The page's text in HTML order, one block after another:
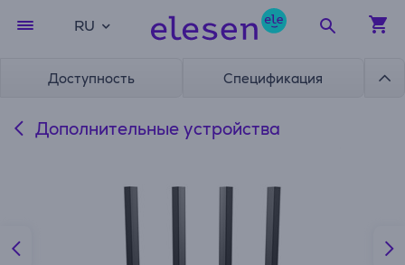
RU
Доступность Спецификация
Дополнительные устройства